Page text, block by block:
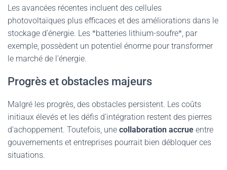
Les avancées récentes incluent des cellules
photovoltaïques plus efficaces et des améliorations dans le
stockage d’énergie. Les *batteries lithium-soufre*, par
exemple, possèdent un potentiel énorme pour transformer
le marché de l’énergie.
Progrès et obstacles majeurs
Malgré les progrès, des obstacles persistent. Les coûts
initiaux élevés et les défis d’intégration restent des pierres
d’achoppement. Toutefois, une collaboration accrue entre
gouvernements et entreprises pourrait bien débloquer ces
situations.